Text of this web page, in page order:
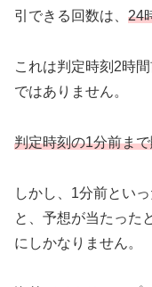
引できる回数は、 24
これは判定時刻2時
ではありません。
判定時刻の1分前ま
しかし、1分前とい
と、予想が当たった
にしかなりません。